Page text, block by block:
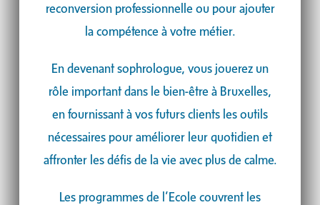
reconversion professionnelle ou pour ajouter
la compétence à votre métier.
En devenant sophrologue, vous jouerez un
rôle important dans le bien-être à Bruxelles,
en fournissant à vos futurs clients les outils
nécessaires pour améliorer leur quotidien et
affronter les défis de la vie avec plus de calme.
Les programmes de l’Ecole couvrent les